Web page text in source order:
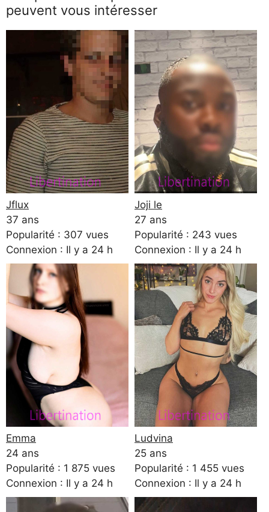
peuvent vous intéresser
Jflux
37 ans
Popularité : 307 vues
Connexion : Il y a 24 h
Joji le
27 ans
Popularité : 243 vues
Connexion : Il y a 24 h
Emma
24 ans
Popularité : 1 875 vues
Connexion : Il y a 24 h
Ludvina
25 ans
Popularité : 1 455 vues
Connexion : Il y a 24 h